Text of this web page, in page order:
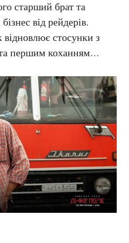
старший брат та
від рейдерів.
відновлює стосунки з
першим коханням…